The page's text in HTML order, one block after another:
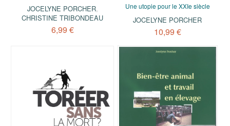
JOCELYNE PORCHER,
CHRISTINE TRIBONDEAU
6,99 €
Une utopie pour le XXIe siècle
JOCELYNE PORCHER
10,99 €